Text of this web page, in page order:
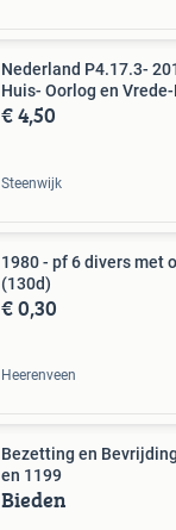
Nederland P4.17.3- 2010- Anne Frank-
Huis- Oorlog en
€ 4,50
Steenwijk
1980 - pf 6 divers met
(130d)
€ 0,30
Heerenveen
Bezetting en
en 1199
Bieden